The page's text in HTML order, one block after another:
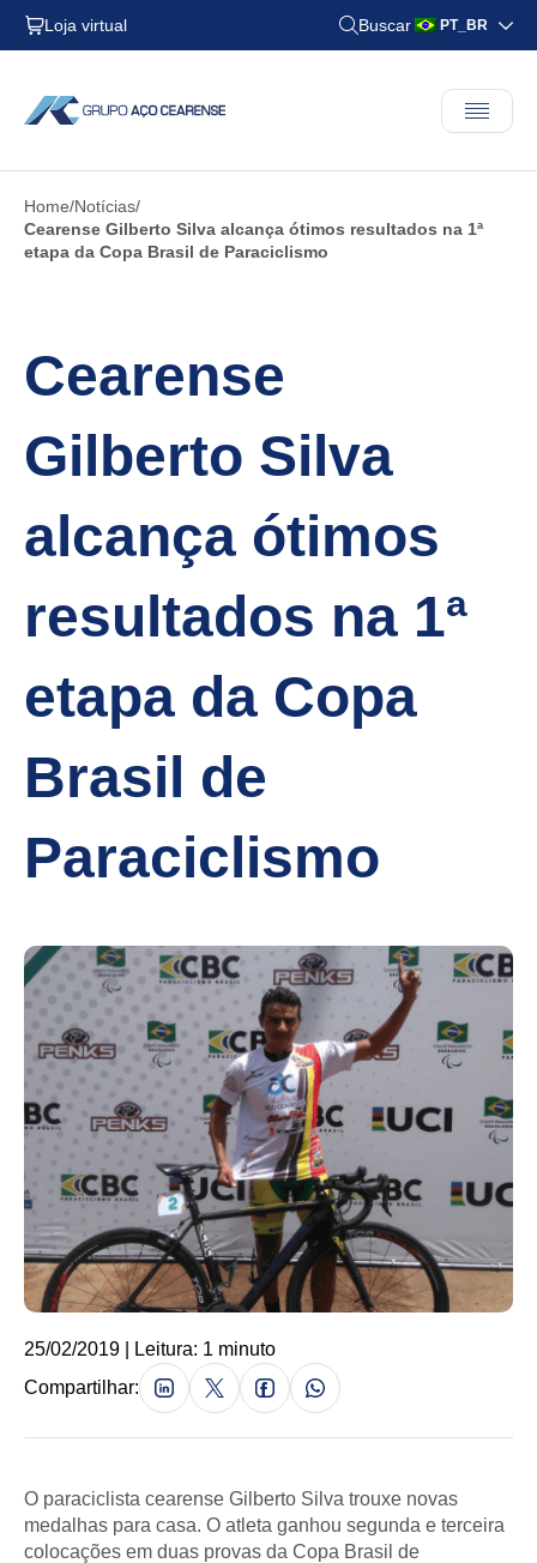
Loja virtual Buscar PT_BR
Home Notícias
Cearense Gilberto Silva alcança ótimos resultados na 1ª
etapa da Copa Brasil de Paraciclismo
Cearense
Gilberto Silva
alcança ótimos
resultados na 1ª
etapa da Copa
Brasil de
Paraciclismo
25/02/2019 | Leitura: 1 minuto
Compartilhar:
O paraciclista cearense Gilberto Silva trouxe novas
medalhas para casa. O atleta ganhou segunda e terceira
colocações em duas provas da Copa Brasil de